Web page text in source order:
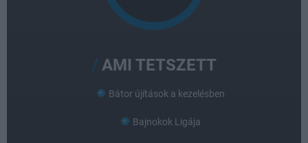
AMI TETSZETT
Bátor újítások a kezelésben
Bajnokok Ligája